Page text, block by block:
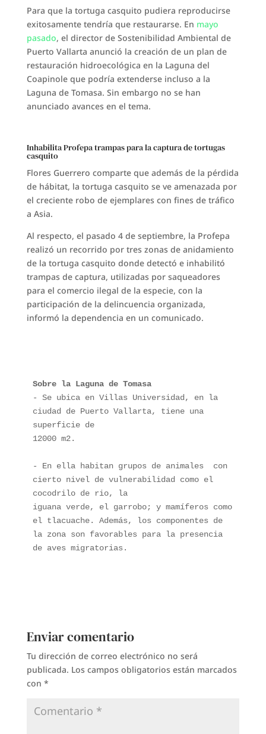
Para que la tortuga casquito pudiera reproducirse
exitosamente tendría que restaurarse. En mayo
pasado, el director de Sostenibilidad Ambiental de
Puerto Vallarta anunció la creación de un plan de
restauración hidroecológica en la Laguna del
Coapinole que podría extenderse incluso a la
Laguna de Tomasa. Sin embargo no se han
anunciado avances en el tema.
Inhabilita Profepa trampas para la captura de tortugas
casquito
Flores Guerrero comparte que además de la pérdida
de hábitat, la tortuga casquito se ve amenazada por
el creciente robo de ejemplares con fines de tráfico
a Asia.
Al respecto, el pasado 4 de septiembre, la Profepa
realizó un recorrido por tres zonas de anidamiento
de la tortuga casquito donde detectó e inhabilitó
trampas de captura, utilizadas por saqueadores
para el comercio ilegal de la especie, con la
participación de la delincuencia organizada,
informó la dependencia en un comunicado.
Sobre la Laguna de Tomasa
- Se ubica en Villas Universidad, en la
ciudad de Puerto Vallarta, tiene una
superficie de
12000 m2.
- En ella habitan grupos de animales  con
cierto nivel de vulnerabilidad como el
cocodrilo de rio, la
iguana verde, el garrobo; y mamíferos como
el tlacuache. Además, los componentes de
la zona son favorables para la presencia
de aves migratorias.
Enviar comentario
Tu dirección de correo electrónico no será
publicada. Los campos obligatorios están marcados
con *